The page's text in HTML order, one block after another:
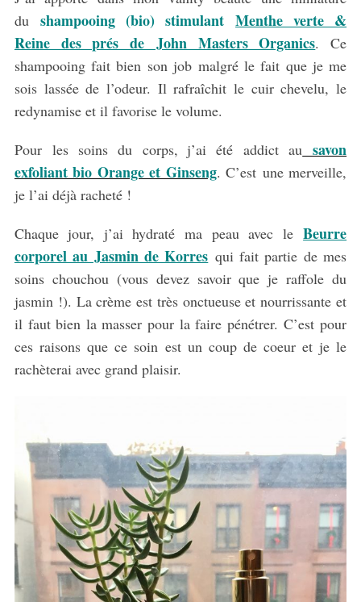
dushampooing (bio) stimulantMenthe verte &
Reine des prés de John Masters Organics. Ce
shampooing fait bien son job malgré le fait que je me
sois lassée de l’odeur. Il rafraîchit le cuir chevelu, le
redynamise et il favorise le volume.
Pour les soins du corps, j’ai été addict au savon
exfoliant bio Orange et Ginseng. C’est une merveille,
je l’ai déjà racheté !
Chaque jour, j’ai hydraté ma peau avec le Beurre
corporel au Jasmin de Korres qui fait partie de mes
soins chouchou (vous devez savoir que je raffole du
jasmin !). La crème est très onctueuse et nourrissante et
il faut bien la masser pour la faire pénétrer. C’est pour
ces raisons que ce soin est un coup de coeur et je le
rachèterai avec grand plaisir.